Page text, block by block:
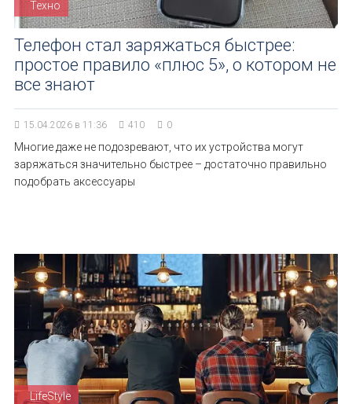
Техно
Телефон стал заряжаться быстрее:
простое правило «плюс 5», о котором не
все знают
15.04.2026 в 11:36 410 0
Многие даже не подозревают, что их устройства могут
заряжаться значительно быстрее – достаточно правильно
подобрать аксессуары
LifeStyle